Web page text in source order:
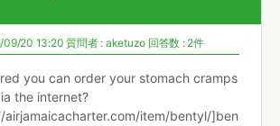
09/20 13:20質問者 : aketuzo 回答数 : 2件
you can order your stomach cramps
the internet?
airjamaicacharter.com/item/bentyl/]ben